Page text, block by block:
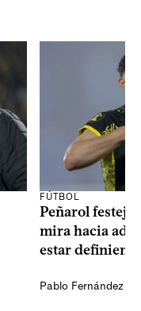
FÚTBOL
Peñarol
mira hacia
estar
Pablo Fernández